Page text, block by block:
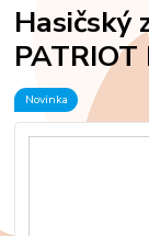
Hasičský
Novinka